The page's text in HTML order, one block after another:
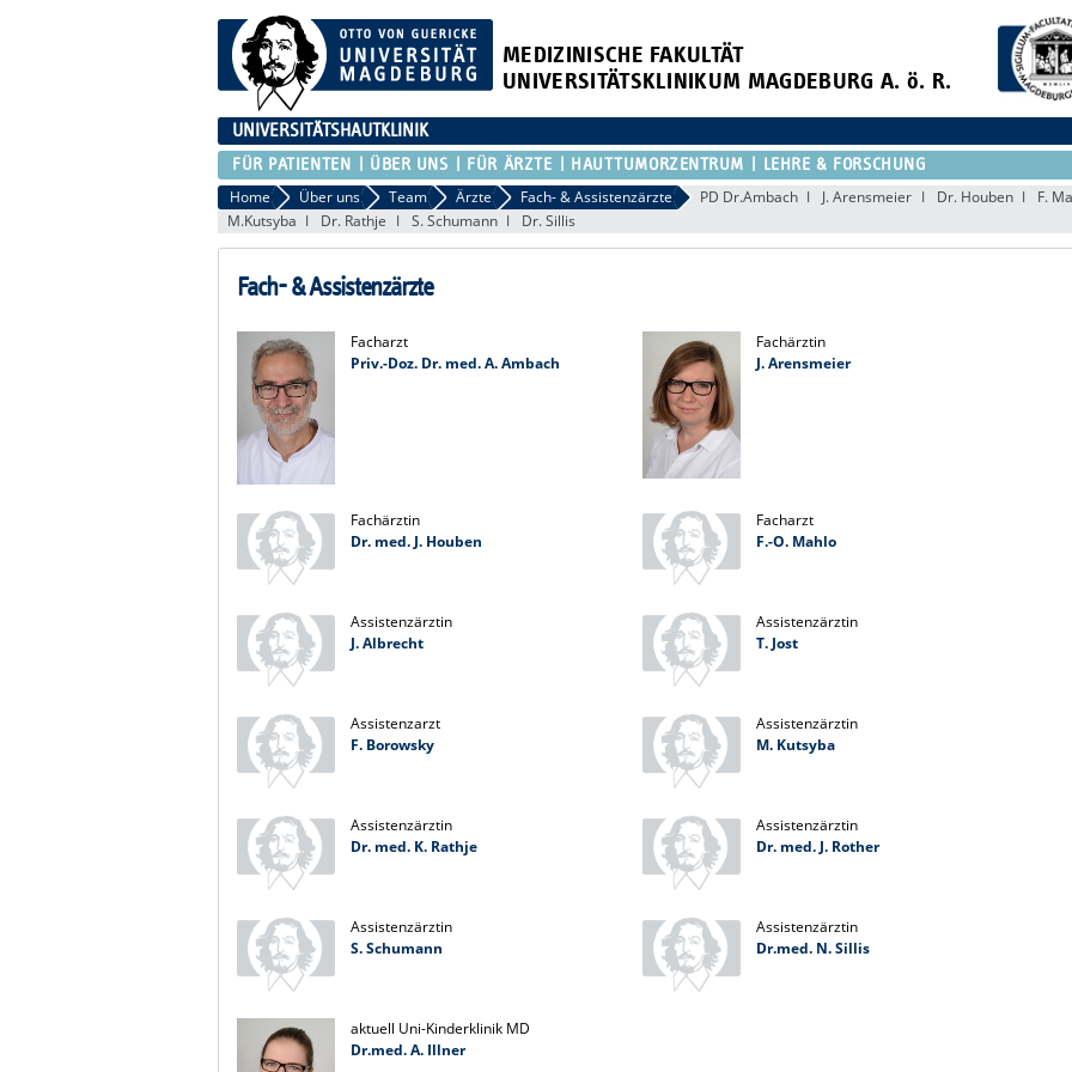
MEDIZINISCHE FAKULTÄT
UNIVERSITÄTSKLINIKUM MAGDEBURG A. ö. R.
UNIVERSITÄTSHAUTKLINIK
FÜR PATIENTEN ÜBER UNS FÜR ÄRZTE HAUTTUMORZENTRUM LEHRE & FORSCHUNG
Home Über uns Team Ärzte Fach- & Assistenzärzte PD Dr.Ambach J. Arensmeier Dr. Houben F.
M.Kutsyba
Dr. Rathje S. Schumann Dr. Sillis
Fach- & Assistenzärzte
Facharzt
Priv.-Doz. Dr. med. A. Ambach
Fachärztin
J. Arensmeier
Fachärztin
Dr. med. J. Houben
Facharzt
F.-O. Mahlo
Assistenzärztin
J. Albrecht
Assistenzärztin
T. Jost
Assistenzarzt
F. Borowsky
Assistenzärztin
M. Kutsyba
Assistenzärztin
Dr. med. K. Rathje
Assistenzärztin
Dr. med. J. Rother
Assistenzärztin
S. Schumann
Assistenzärztin
Dr.med. N. Sillis
aktuell Uni-Kinderklinik MD
Dr.med. A. Illner